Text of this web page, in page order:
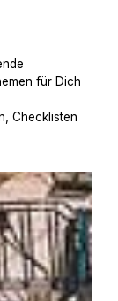
für Dich
Checklisten